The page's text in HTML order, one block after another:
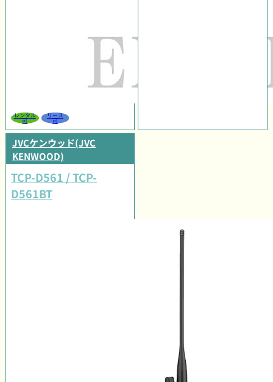
レンタル
可
リース
可
JVCケンウッド(JVC
KENWOOD)
TCP-D561 / TCP-
D561BT